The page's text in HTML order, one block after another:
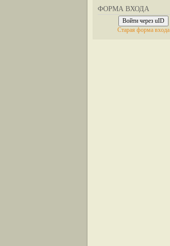
ФОРМА ВХОДА
Войти через uID
Старая форма входа